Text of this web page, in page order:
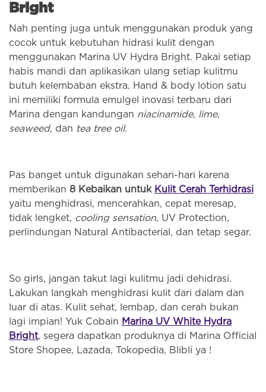
Bright
Nah penting juga untuk menggunakan produk yang
cocok untuk kebutuhan hidrasi kulit dengan
menggunakan Marina UV Hydra Bright. Pakai setiap
habis mandi dan aplikasikan ulang setiap kulitmu
butuh kelembaban ekstra. Hand & body lotion satu
ini memiliki formula emulgel inovasi terbaru dari
Marina dengan kandungan niacinamide, lime,
seaweed, dan tea tree oil.
Pas banget untuk digunakan sehari-hari karena
memberikan 8 Kebaikan untuk Kulit Cerah Terhidrasi
yaitu menghidrasi, mencerahkan, cepat meresap,
tidak lengket, cooling sensation, UV Protection,
perlindungan Natural Antibacterial, dan tetap segar.
So girls, jangan takut lagi kulitmu jadi dehidrasi.
Lakukan langkah menghidrasi kulit dari dalam dan
luar di atas. Kulit sehat, lembap, dan cerah bukan
lagi impian! Yuk Cobain Marina UV White Hydra
Bright, segera dapatkan produknya di Marina Official
Store Shopee, Lazada, Tokopedia, Blibli ya !